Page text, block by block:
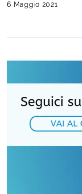
6 Maggio 2021